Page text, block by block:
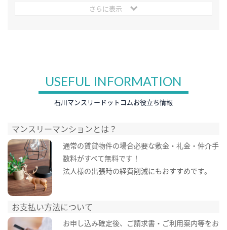
さらに表示
USEFUL INFORMATION
石川マンスリードットコムお役立ち情報
マンスリーマンションとは？
通常の賃貸物件の場合必要な敷金・礼金・仲介手
数料がすべて無料です！
法人様の出張時の経費削減にもおすすめです。
お支払い方法について
お申し込み確定後、ご請求書・ご利用案内等をお